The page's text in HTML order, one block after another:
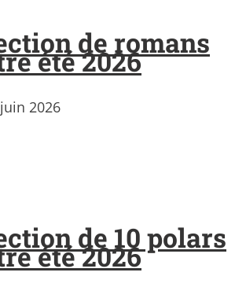
de romans
été 2026
2026
de 10 polars
été 2026